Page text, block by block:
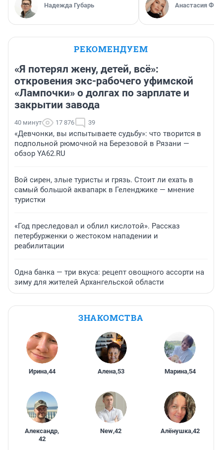
Надежда Губарь Анастасия
РЕКОМЕНДУЕМ
«Я потерял жену, детей, всё»:
откровения экс-рабочего уфимской
«Лампочки» о долгах по зарплате и
закрытии завода
40 минут 17 876 39
«Девчонки, вы испытываете судьбу»: что творится в
подпольной рюмочной на Березовой в Рязани —
обзор YA62.RU
Вой сирен, злые туристы и грязь. Стоит ли ехать в
самый большой аквапарк в Геленджике — мнение
туристки
«Год преследовал и облил кислотой». Рассказ
петербурженки о жестоком нападении и
реабилитации
Одна банка — три вкуса: рецепт овощного ассорти на
зиму для жителей Архангельской области
ЗНАКОМСТВА
Ирина,44 Алена,53 Марина,54
Александр,
42
New,42 Алёнушка,42